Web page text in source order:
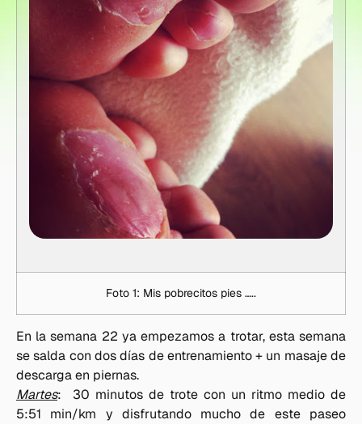
Foto 1: Mis pobrecitos pies …..
En la semana 22 ya empezamos a trotar, esta semana
se salda con dos días de entrenamiento + un masaje de
descarga en piernas.
Martes: 30 minutos de trote con un ritmo medio de
5:51 min/km y disfrutando mucho de este paseo